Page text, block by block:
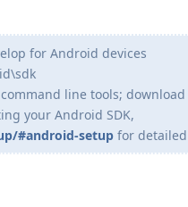
for Android devices
line tools;
your Android SDK,
#android-setup for